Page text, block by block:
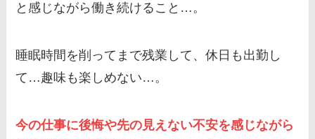
と感じながら働き続けること…。
睡眠時間を削ってまで残業して、休日も出勤し
て…趣味も楽しめない…。
今の仕事に後悔や先の見えない不安を感じながら